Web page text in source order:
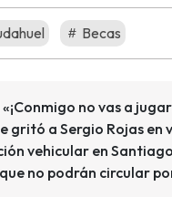
Becas
«¡Conmigo no vas a
gritó a Sergio Rojas en
vehicular en
no podrán circular